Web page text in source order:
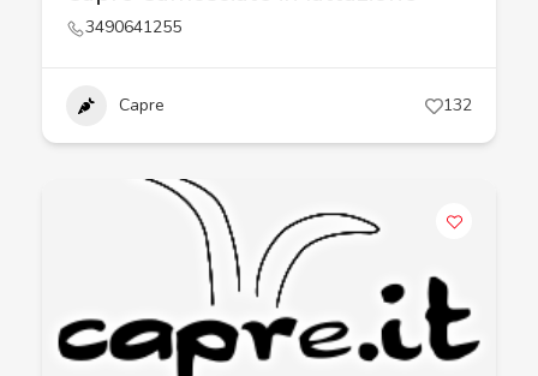
3490641255
Capre 132